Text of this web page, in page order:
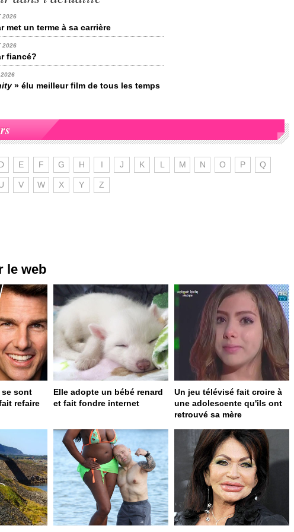
2026
met un terme à sa carrière
2026
fiancé?
» élu meilleur film de tous les temps
E F G H I J K L M N O P Q
V W X Y Z
le web
se sont
refaire
Elle adopte un bébé renard
et fait fondre internet
Un jeu télévisé fait croire à
une adolescente qu'ils ont
retrouvé sa mère